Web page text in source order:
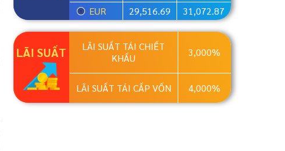
EUR
29,516.69 31,072.87
LÃI SUẤT
LÃI SUẤT TÁI CHIẾT
KHẤU
3,000%
LÃI SUẤT TÁI CẤP VỐN 4,000%